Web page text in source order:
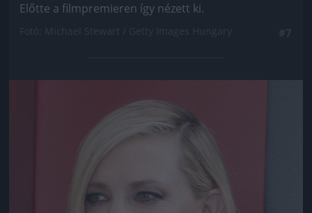
Előtte a filmpremieren így nézett ki.
Jön még kép!